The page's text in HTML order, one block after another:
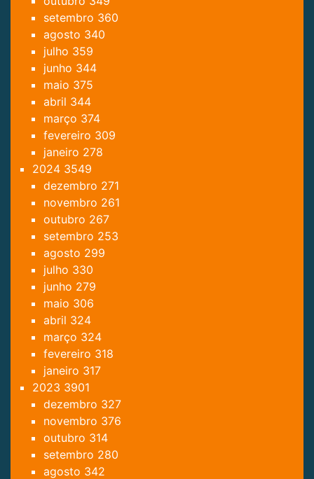
setembro 360
agosto 340
julho 359
junho 344
maio 375
abril 344
março 374
fevereiro 309
janeiro 278
2024 3549
dezembro 271
novembro 261
outubro 267
setembro 253
agosto 299
julho 330
junho 279
maio 306
abril 324
março 324
fevereiro 318
janeiro 317
2023 3901
dezembro 327
novembro 376
outubro 314
setembro 280
agosto 342